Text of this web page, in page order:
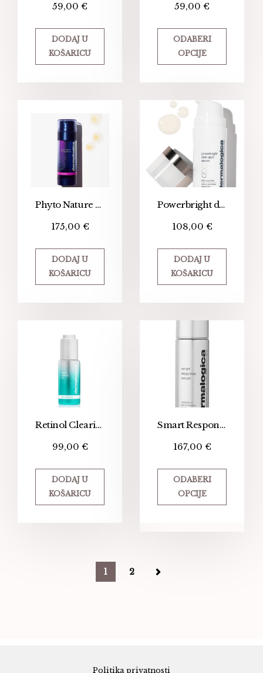
59,00 €
DODAJ U
KOŠARICU
59,00 €
ODABERI
OPCIJE
Phyto Nature Firming serum
175,00 €
DODAJ U
KOŠARICU
Powerbright dark spot serum
108,00 €
DODAJ U
KOŠARICU
Retinol Clearing Oil
99,00 €
DODAJ U
KOŠARICU
Smart Response Serum
167,00 €
ODABERI
OPCIJE
1 2
Politika privatnosti